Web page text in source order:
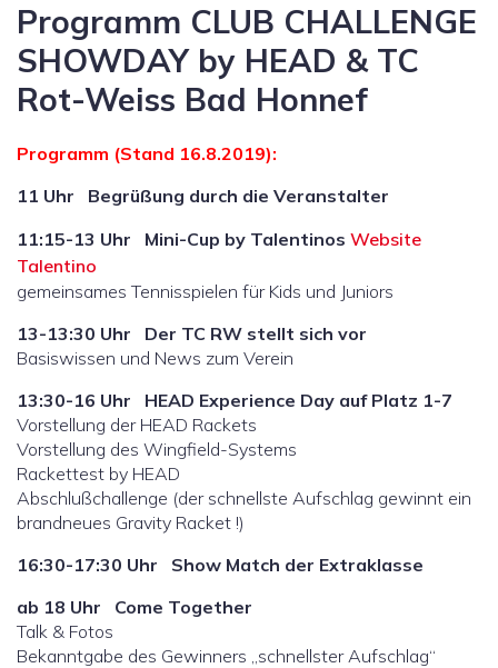
Programm CLUB CHALLENGE
SHOWDAY by HEAD & TC
Rot-Weiss Bad Honnef
Programm (Stand 16.8.2019):
11 Uhr Begrüßung durch die Veranstalter
11:15-13 Uhr Mini-Cup by Talentinos Website
Talentino
gemeinsames Tennisspielen für Kids und Juniors
13-13:30 Uhr Der TC RW stellt sich vor
Basiswissen und News zum Verein
13:30-16 Uhr HEAD Experience Day auf Platz 1-7
Vorstellung der HEAD Rackets
Vorstellung des Wingfield-Systems
Rackettest by HEAD
Abschlußchallenge (der schnellste Aufschlag gewinnt ein
brandneues Gravity Racket !)
16:30-17:30 Uhr Show Match der Extraklasse
ab 18 Uhr Come Together
Talk & Fotos
Bekanntgabe des Gewinners „schnellster Aufschlag“